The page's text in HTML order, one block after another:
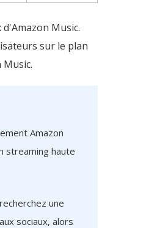
Music.
sur le plan
Amazon
streaming haute
une
sociaux, alors